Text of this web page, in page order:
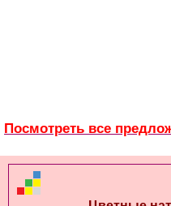
Посмотреть все